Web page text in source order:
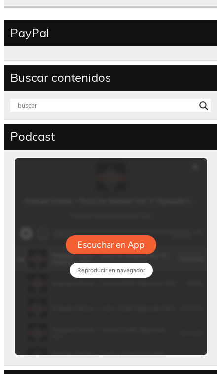
PayPal
Buscar contenidos
Podcast